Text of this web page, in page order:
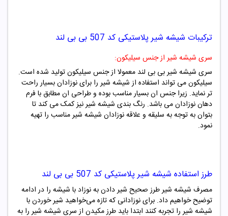
ترکیبات شیشه شیر پلاستیکی کد 507 بی بی لند
سری شیشه شیر از جنس سیلیکون:
سری شیشه شیر بی بی لند معمولا از جنس سیلیکون تولید شده است.
سیلیکون می تواند استفاده از شیشه شیر را برای نوزادان بسیار راحت
تر نماید. زیرا جنس ان بسیار مناسب بوده و طراحی ان مطابق با فرم
دهان نوزادان می باشد. رنگ بندی شیشه شیر نیز کمک می کند تا
بتوان به توجه به سلیقه و علاقه نوزادان شیشه شیر مناسب را تهیه
نمود.
طرز استفاده شیشه شیر پلاستیکی کد 507 بی بی لند
مصرف شیشه شیر طرز صحیح شیر دادن به نوزاد با شیشه را در ادامه
توضیح خواهیم داد. برای نوزادانی که تازه می‌خواهید شیر خوردن با
شیشه شیر را تجربه کنند ابتدا باید طرز مکیدن از سری شیشه شیر را به